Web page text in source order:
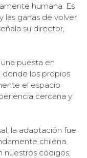
humana. Es
las ganas de volver
su director,
puesta en
los propios
el espacio
cercana y
la adaptación fue
chilena.
nuestros códigos,